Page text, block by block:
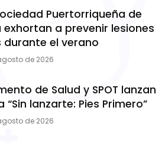
Puertorriqueña de
exhortan a prevenir lesiones
durante el verano
de 2026
de Salud y SPOT lanzan
lanzarte: Pies Primero”
de 2026